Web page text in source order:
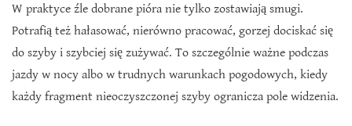
W praktyce źle dobrane pióra nie tylko zostawiają smugi.
Potrafią też hałasować, nierówno pracować, gorzej dociskać się
do szyby i szybciej się zużywać. To szczególnie ważne podczas
jazdy w nocy albo w trudnych warunkach pogodowych, kiedy
każdy fragment nieoczyszczonej szyby ogranicza pole widzenia.